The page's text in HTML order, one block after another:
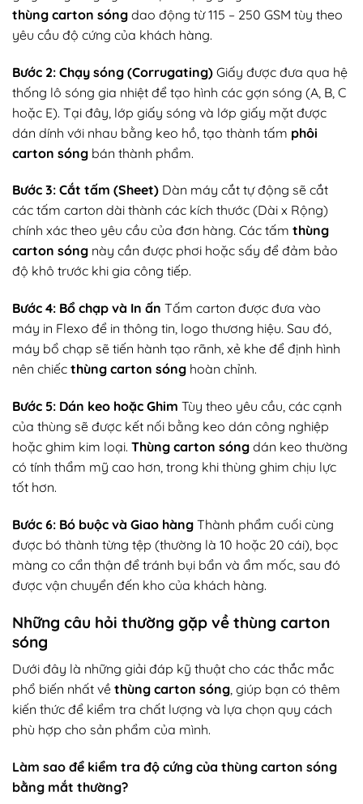
thùng carton sóng dao động từ 115 – 250 GSM tùy theo
yêu cầu độ cứng của khách hàng.
Bước 2: Chạy sóng (Corrugating) Giấy được đưa qua hệ
thống lô sóng gia nhiệt để tạo hình các gợn sóng (A, B, C
hoặc E). Tại đây, lớp giấy sóng và lớp giấy mặt được
dán dính với nhau bằng keo hồ, tạo thành tấm phôi
carton sóng bán thành phẩm.
Bước 3: Cắt tấm (Sheet) Dàn máy cắt tự động sẽ cắt
các tấm carton dài thành các kích thước (Dài x Rộng)
chính xác theo yêu cầu của đơn hàng. Các tấm thùng
carton sóng này cần được phơi hoặc sấy để đảm bảo
độ khô trước khi gia công tiếp.
Bước 4: Bổ chạp và In ấn Tấm carton được đưa vào
máy in Flexo để in thông tin, logo thương hiệu. Sau đó,
máy bổ chạp sẽ tiến hành tạo rãnh, xẻ khe để định hình
nên chiếc thùng carton sóng hoàn chỉnh.
Bước 5: Dán keo hoặc Ghim Tùy theo yêu cầu, các cạnh
của thùng sẽ được kết nối bằng keo dán công nghiệp
hoặc ghim kim loại. Thùng carton sóng dán keo thường
có tính thẩm mỹ cao hơn, trong khi thùng ghim chịu lực
tốt hơn.
Bước 6: Bó buộc và Giao hàng Thành phẩm cuối cùng
được bó thành từng tệp (thường là 10 hoặc 20 cái), bọc
màng co cẩn thận để tránh bụi bẩn và ẩm mốc, sau đó
được vận chuyển đến kho của khách hàng.
Những câu hỏi thường gặp về thùng carton
sóng
Dưới đây là những giải đáp kỹ thuật cho các thắc mắc
phổ biến nhất về thùng carton sóng, giúp bạn có thêm
kiến thức để kiểm tra chất lượng và lựa chọn quy cách
phù hợp cho sản phẩm của mình.
Làm sao để kiểm tra độ cứng của thùng carton sóng
bằng mắt thường?